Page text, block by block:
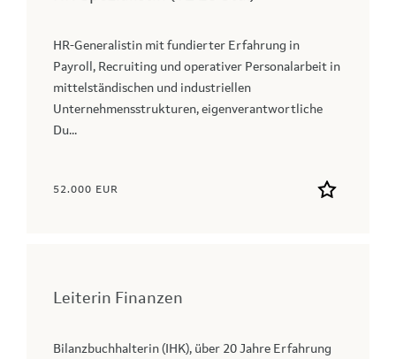
HR-Generalistin mit fundierter Erfahrung in
Payroll, Recruiting und operativer Personalarbeit in
mittelständischen und industriellen
Unternehmensstrukturen, eigenverantwortliche
Du...
52.000 EUR
Leiterin Finanzen
Bilanzbuchhalterin (IHK), über 20 Jahre Erfahrung